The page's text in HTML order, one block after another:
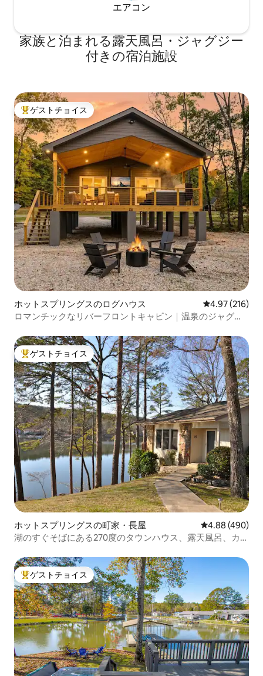
エアコン
家族と泊まれる露天風呂・ジャグジー
付きの宿泊施設
大好評のゲストチョイスです。
ゲストチョイス
ホットスプリングスのログハウス レビュー216
4.97 (216)
ロマンチックなリバーフロントキャビン｜温泉のジャグジ
大好評のゲストチョイスです。
ゲストチョイス
ホットスプリングスの町家・長屋 レビュー490
4.88 (490)
湖のすぐそばにある270度のタウンハウス、露天風呂、カヤ
大好評のゲストチョイスです。
ゲストチョイス